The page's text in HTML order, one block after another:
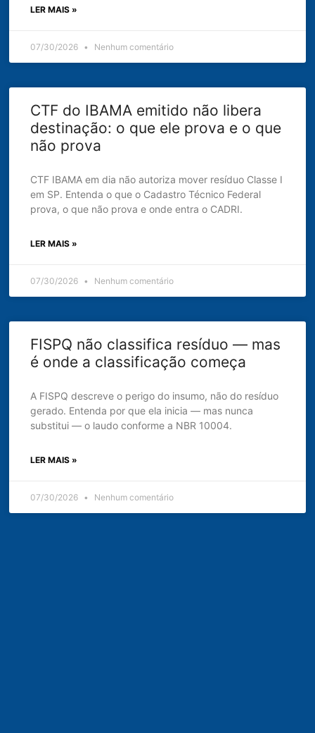
LER MAIS »
07/30/2026 Nenhum comentário
CTF do IBAMA emitido não libera
destinação: o que ele prova e o que
não prova
CTF IBAMA em dia não autoriza mover resíduo Classe I
em SP. Entenda o que o Cadastro Técnico Federal
prova, o que não prova e onde entra o CADRI.
LER MAIS »
07/30/2026 Nenhum comentário
FISPQ não classifica resíduo — mas
é onde a classificação começa
A FISPQ descreve o perigo do insumo, não do resíduo
gerado. Entenda por que ela inicia — mas nunca
substitui — o laudo conforme a NBR 10004.
LER MAIS »
07/30/2026 Nenhum comentário